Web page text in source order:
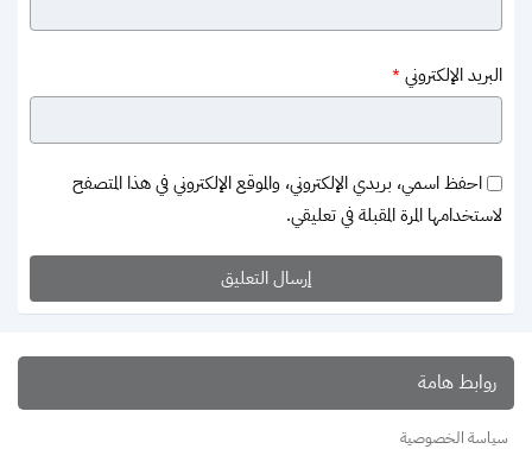
البريد الإلكتروني *
احفظ اسمي، بريدي الإلكتروني، والموقع الإلكتروني في هذا المتصفح
لاستخدامها المرة المقبلة في تعليقي.
روابط هامة
سياسة الخصوصية